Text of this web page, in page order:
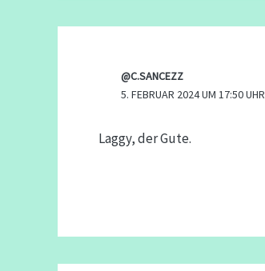
@C.SANCEZZ
5. FEBRUAR 2024 UM 17:50 UHR
Laggy, der Gute.